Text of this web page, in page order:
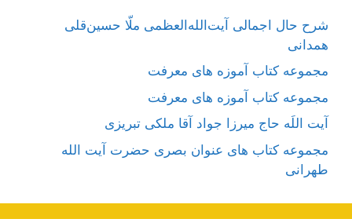
شرح حال اجمالی آیت‌الله‌العظمی ملّا حسین‌قلی
همدانی
مجموعه کتاب آموزه های معرفت
مجموعه کتاب آموزه های معرفت
آیت اللَه حاج میرزا جواد آقا ملکی تبریزی
مجموعه کتاب های عنوان بصری حضرت آیت الله
طهرانی